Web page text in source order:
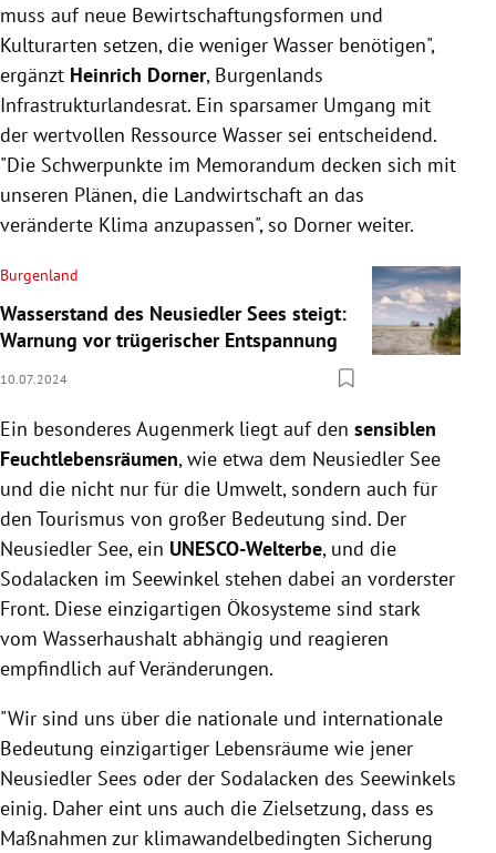
muss auf neue Bewirtschaftungsformen und
Kulturarten setzen, die weniger Wasser benötigen",
ergänzt Heinrich Dorner, Burgenlands
Infrastrukturlandesrat. Ein sparsamer Umgang mit
der wertvollen Ressource Wasser sei entscheidend.
"Die Schwerpunkte im Memorandum decken sich mit
unseren Plänen, die Landwirtschaft an das
veränderte Klima anzupassen", so Dorner weiter.
Burgenland
Wasserstand des Neusiedler Sees steigt:
Warnung vor trügerischer Entspannung
10.07.2024
Ein besonderes Augenmerk liegt auf den sensiblen
Feuchtlebensräumen, wie etwa dem Neusiedler See
und die nicht nur für die Umwelt, sondern auch für
den Tourismus von großer Bedeutung sind. Der
Neusiedler See, ein UNESCO-Welterbe, und die
Sodalacken im Seewinkel stehen dabei an vorderster
Front. Diese einzigartigen Ökosysteme sind stark
vom Wasserhaushalt abhängig und reagieren
empfindlich auf Veränderungen.
"Wir sind uns über die nationale und internationale
Bedeutung einzigartiger Lebensräume wie jener
Neusiedler Sees oder der Sodalacken des Seewinkels
einig. Daher eint uns auch die Zielsetzung, dass es
Maßnahmen zur klimawandelbedingten Sicherung